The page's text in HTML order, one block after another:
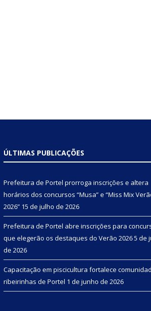
ÚLTIMAS PUBLICAÇÕES
Prefeitura de Portel prorroga inscrições e altera
horários dos concursos “Musa” e “Miss Mix
2026” 15 de julho de 2026
Prefeitura de Portel abre inscrições para
que elegerão os destaques do Verão 20265 de
de 2026
Capacitação em piscicultura fortalece
ribeirinhas de Portel 1 de junho de 2026